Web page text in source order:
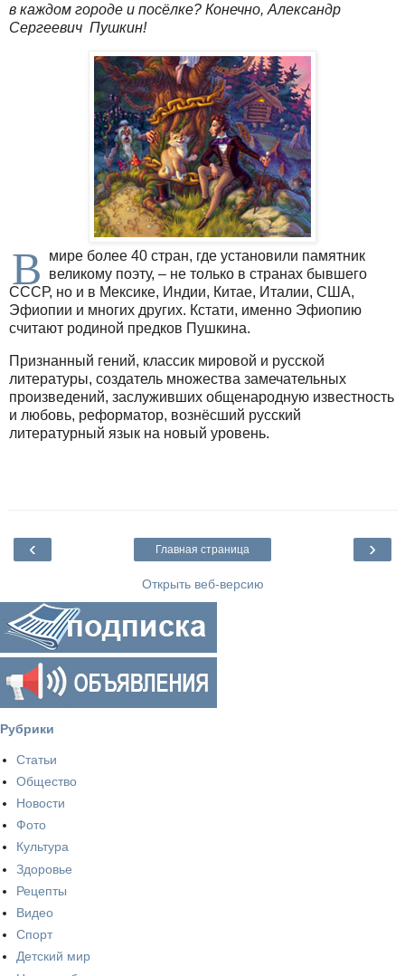
в каждом городе и посёлке? Конечно, Александр
Сергеевич Пушкин!
В
мире более 40 стран, где установили памятник
великому поэту, – не только в странах бывшего
СССР, но и в Мексике, Индии, Китае, Италии, США,
Эфиопии и многих других. Кстати, именно Эфиопию
считают родиной предков Пушкина.
Признанный гений, классик мировой и русской
литературы, создатель множества замечательных
произведений, заслуживших общенародную известность
и любовь, реформатор, вознёсший русский
литературный язык на новый уровень.
‹ ›
Главная страница
Открыть веб-версию
Рубрики
Статьи
Общество
Новости
Фото
Культура
Здоровье
Рецепты
Видео
Спорт
Детский мир